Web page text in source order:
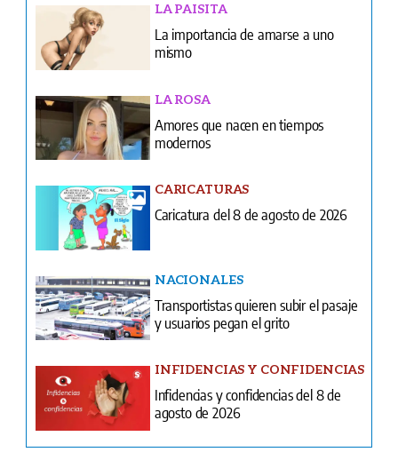
LA ROSA
Amores que nacen en tiempos
modernos
CARICATURAS
Caricatura del 8 de agosto de 2026
NACIONALES
Transportistas quieren subir el pasaje
INFIDENCIAS Y CONFIDENCIAS
Infidencias y confidencias del 8 de
agosto de 2026